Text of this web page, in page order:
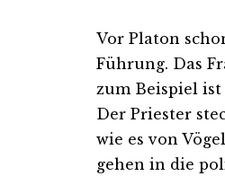
Vor Platon
Führung. Das
zum Beispiel
Der Priester
wie es von
gehen in die